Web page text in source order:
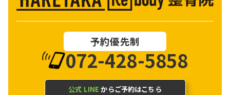
予約優先制
072-428-5858
公式 LINE からご予約はこちら